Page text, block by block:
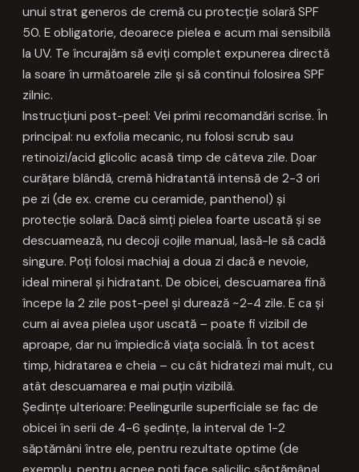
unui strat generos de cremă cu protecție solară SPF
50. E obligatorie, deoarece pielea e acum mai sensibilă
la UV. Te încurajăm să eviți complet expunerea directă
la soare în următoarele zile și să continui folosirea SPF
zilnic.
Instrucțiuni post-peel: Vei primi recomandări scrise. În
principal: nu exfolia mecanic, nu folosi scrub sau
retinoizi/acid glicolic acasă timp de câteva zile. Doar
curățare blândă, cremă hidratantă intensă de 2-3 ori
pe zi (de ex. creme cu ceramide, panthenol) și
protecție solară. Dacă simți pielea foarte uscată și se
descuamează, nu decoji cojile manual, lasă-le să cadă
singure. Poți folosi machiaj a doua zi dacă e nevoie,
ideal mineral și hidratant. De obicei, descuamarea fină
începe la 2 zile post-peel și durează ~2-4 zile. E ca și
cum ai avea pielea ușor uscată – poate fi vizibil de
aproape, dar nu împiedică viața socială. În tot acest
timp, hidratarea e cheia – cu cât hidratezi mai mult, cu
atât descuamarea e mai puțin vizibilă.
Ședințe ulterioare: Peelingurile superficiale se fac de
obicei în serii de 4-6 ședințe, la interval de 1-2
săptămâni între ele, pentru rezultate optime (de